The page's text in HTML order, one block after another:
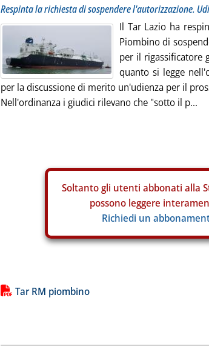
Respinta la richiesta di sospendere l'autorizzazione.
Il Tar Lazio ha
Piombino di
per il rigassificatore
quanto si legge
per la discussione di merito un'udienza per il
Nell'ordinanza i giudici rilevano che "sotto il p...
Soltanto gli utenti abbonati alla
possono leggere
Richiedi un
Lista allegati PDF alla notizia
Tar RM piombino